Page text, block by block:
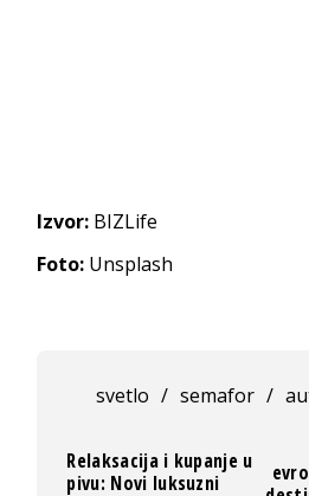
Izvor: BIZLife
Foto: Unsplash
svetlo / semafor /
Relaksacija i kupanje u
pivu: Novi luksuzni